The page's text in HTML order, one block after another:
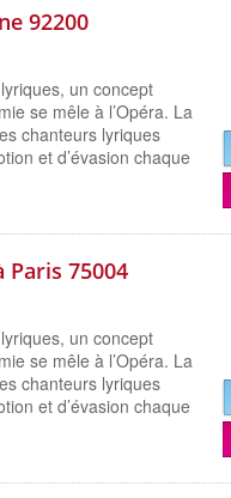
92200
un concept
se mêle à l’Opéra. La
chanteurs lyriques
et d’évasion chaque
Paris 75004
un concept
se mêle à l’Opéra. La
chanteurs lyriques
et d’évasion chaque